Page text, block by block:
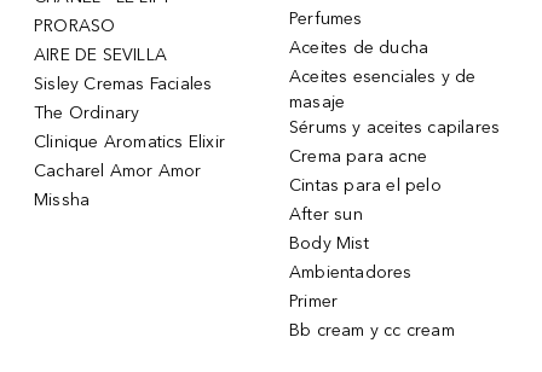
PRORASO
AIRE DE SEVILLA
Sisley Cremas Faciales
The Ordinary
Clinique Aromatics Elixir
Cacharel Amor Amor
Missha
Perfumes
Aceites de ducha
Aceites esenciales y de
masaje
Sérums y aceites capilares
Crema para acne
Cintas para el pelo
After sun
Body Mist
Ambientadores
Primer
Bb cream y cc cream